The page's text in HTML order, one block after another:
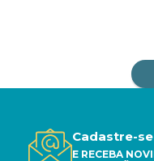
Cadastre-
E RECEBA